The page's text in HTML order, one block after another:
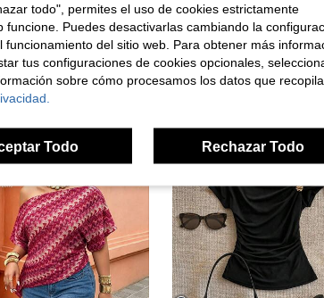
UE Linhara Blusa sin mangas de talla grande, nueva, de tela ligera similar al lino, con cintura ceñida y cinturón, ajuste estilizante para verano
16,54€
todo", permites el uso de cookies estrictamente
Puedes desactivarlas cambiando la
del sitio web. Para obtener más
tus configuraciones de cookies opcionales,
sobre cómo procesamos los datos que
Todo Rechazar Todo